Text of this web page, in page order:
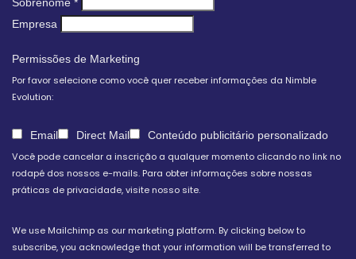
Empresa
Permissões de Marketing
Por favor selecione como você quer receber informações da Nimble
Evolution:
Email Direct Mail
Conteúdo publicitário personalizado
Você pode cancelar a inscrição a qualquer momento clicando no link no
rodapé dos nossos e-mails. Para obter informações sobre nossas
práticas de privacidade, visite nosso site.
We use Mailchimp as our marketing platform. By clicking below to
subscribe, you acknowledge that your information will be transferred to